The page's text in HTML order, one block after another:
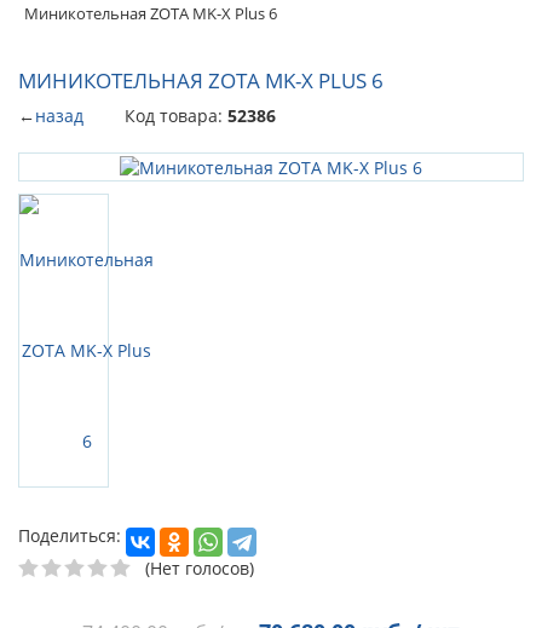
Миникотельная ZOTA MK-X Plus 6
МИНИКОТЕЛЬНАЯ ZOTA MK-X PLUS 6
←назад Код товара: 52386
Поделиться:
(Нет голосов)